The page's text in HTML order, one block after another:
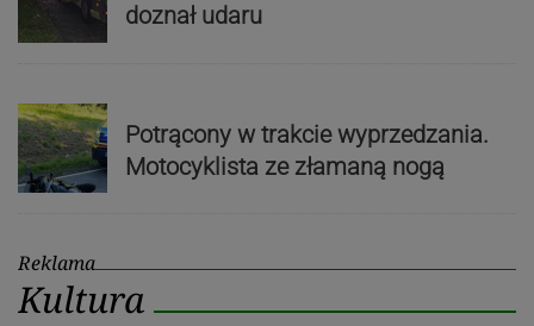
doznał udaru
Potrącony w trakcie wyprzedzania.
Motocyklista ze złamaną nogą
Reklama
Kultura